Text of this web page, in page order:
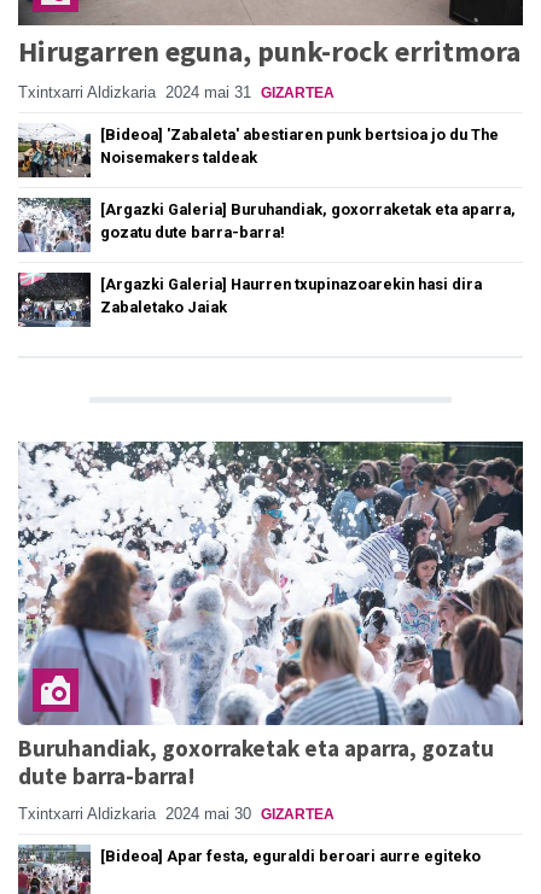
Hirugarren eguna, punk-rock erritmora
Txintxarri Aldizkaria 2024 mai 31 GIZARTEA
[Bideoa] 'Zabaleta' abestiaren punk bertsioa jo du The
Noisemakers taldeak
[Argazki Galeria] Buruhandiak, goxorraketak eta aparra,
gozatu dute barra-barra!
[Argazki Galeria] Haurren txupinazoarekin hasi dira
Zabaletako Jaiak
Buruhandiak, goxorraketak eta aparra, gozatu
dute barra-barra!
Txintxarri Aldizkaria 2024 mai 30 GIZARTEA
[Bideoa] Apar festa, eguraldi beroari aurre egiteko